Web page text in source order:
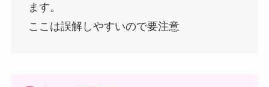
ます。
ここは誤解しやすいので要注意